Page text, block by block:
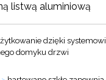
listwą aluminiową
dzięki systemowi
domyku drzwi